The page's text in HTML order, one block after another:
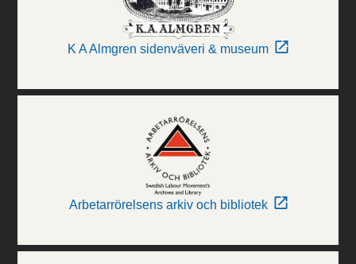
K A Almgren sidenväveri & museum
Arbetarrörelsens arkiv och bibliotek